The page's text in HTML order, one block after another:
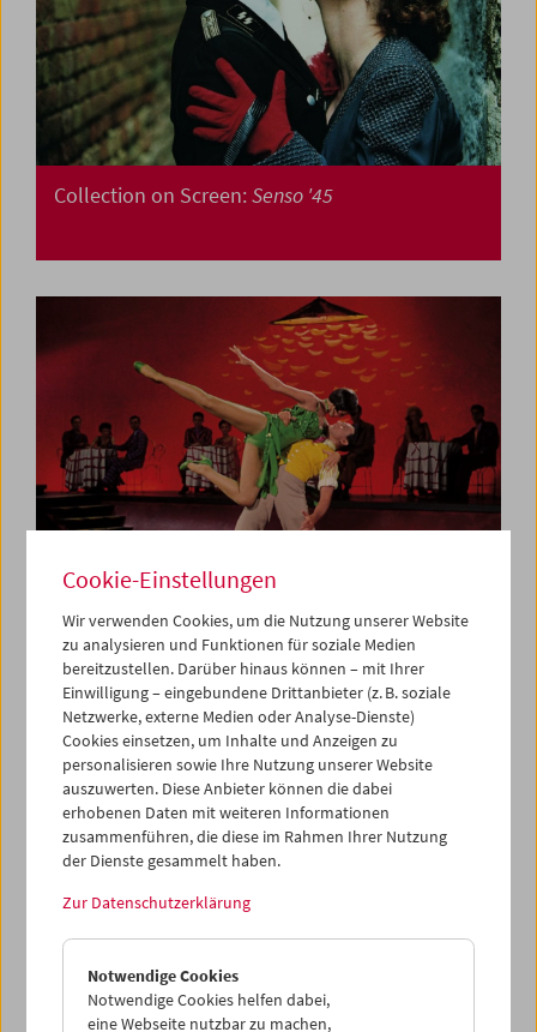
Collection on Screen:Senso '45
Collection on Screen: Let's Dance
Cookie-Einstellungen
Wir verwenden Cookies, um die Nutzung unserer Website
zu analysieren und Funktionen für soziale Medien
bereitzustellen. Darüber hinaus können – mit Ihrer
Einwilligung – eingebundene Drittanbieter (z. B. soziale
Netzwerke, externe Medien oder Analyse-Dienste)
Cookies einsetzen, um Inhalte und Anzeigen zu
personalisieren sowie Ihre Nutzung unserer Website
auszuwerten. Diese Anbieter können die dabei
erhobenen Daten mit weiteren Informationen
zusammenführen, die diese im Rahmen Ihrer Nutzung
der Dienste gesammelt haben.
Zur Datenschutzerklärung
Notwendige Cookies
Notwendige Cookies helfen dabei,
eine Webseite nutzbar zu machen,